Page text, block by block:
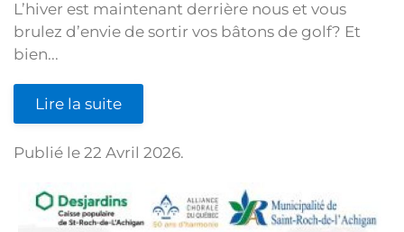
L’hiver est maintenant derrière nous et vous
brulez d’envie de sortir vos bâtons de golf? Et
bien...
Lire la suite
Publié le 22 Avril 2026.